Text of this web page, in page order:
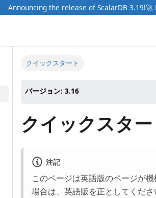
Announcing the release of ScalarDB
クイックスタート
バージョン: 3.16
クイックスタ
注記
このページは英語版のページが
場合は、英語版を正としてくださ